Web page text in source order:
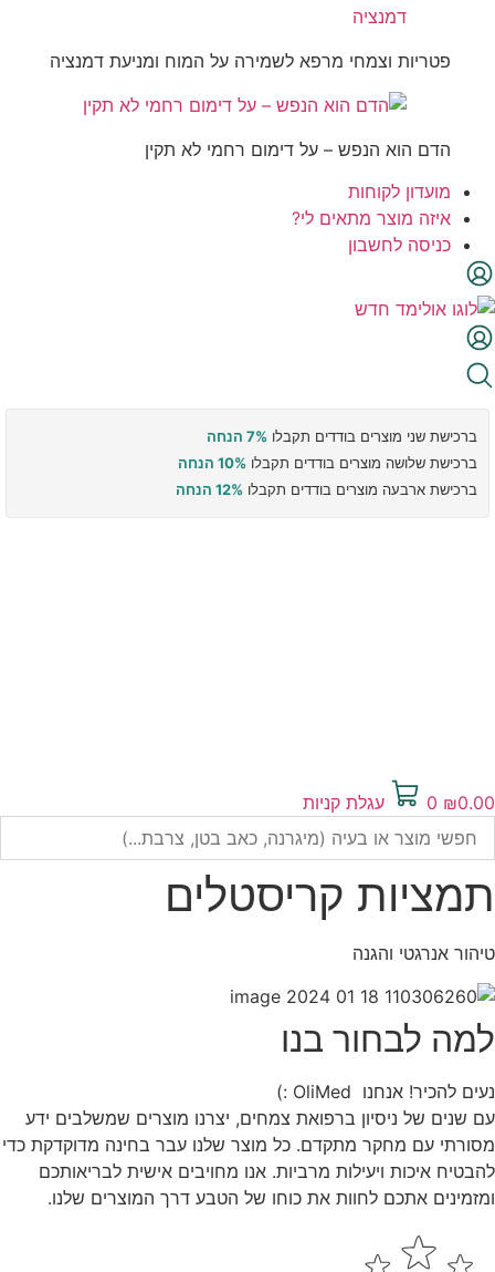
פטריות וצמחי מרפא לשמירה על המוח ומניעת דמנציה
הדם הוא הנפש – על דימום רחמי לא תקין
מועדון לקוחות
איזה מוצר מתאים לי?
כניסה לחשבון
ברכישת שני מוצרים בודדים תקבלו 7% הנחה
ברכישת שלושה מוצרים בודדים תקבלו 10% הנחה
ברכישת ארבעה מוצרים בודדים תקבלו 12% הנחה
₪0.00
0 עגלת קניות
תמציות קריסטלים
טיהור אנרגטי והגנה
למה לבחור בנו
נעים להכיר! אנחנו OliMed :)
עם שנים של ניסיון ברפואת צמחים, יצרנו מוצרים שמשלבים ידע
מסורתי עם מחקר מתקדם. כל מוצר שלנו עבר בחינה מדוקדקת כדי
להבטיח איכות ויעילות מרביות. אנו מחויבים אישית לבריאותכם
ומזמינים אתכם לחוות את כוחו של הטבע דרך המוצרים שלנו.